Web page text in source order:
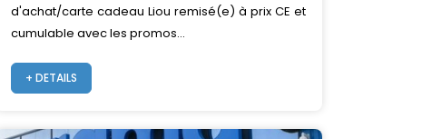
d'achat/carte cadeau Liou remisé(e) à prix CE et
cumulable avec les promos...
+ DETAILS